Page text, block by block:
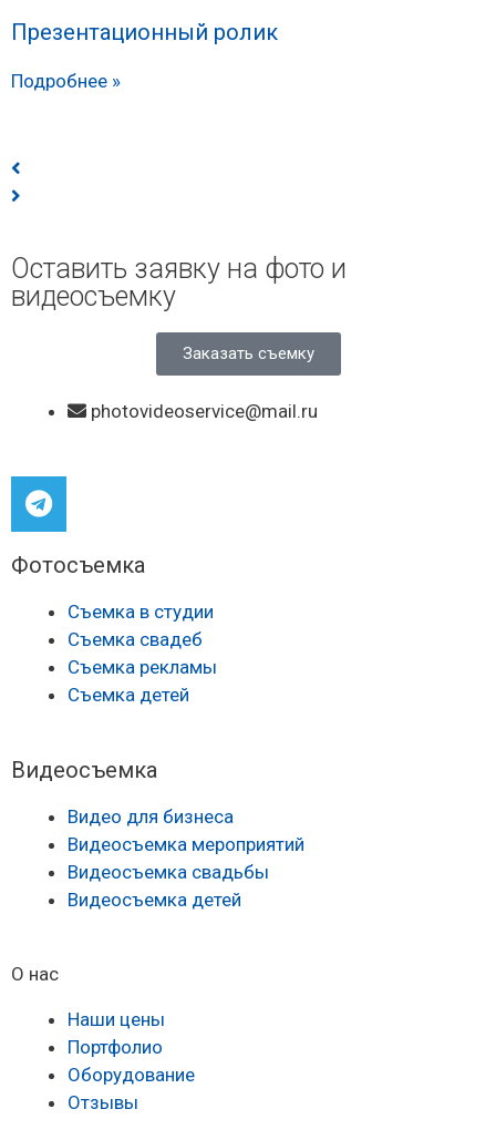
Презентационный ролик
Подробнее »
Оставить заявку на фото и
видеосъемку
Заказать съемку
photovideoservice@mail.ru
Фотосъемка
Съемка в студии
Съемка свадеб
Съемка рекламы
Съемка детей
Видеосъемка
Видео для бизнеса
Видеосъемка мероприятий
Видеосъемка свадьбы
Видеосъемка детей
О нас
Наши цены
Портфолио
Оборудование
Отзывы